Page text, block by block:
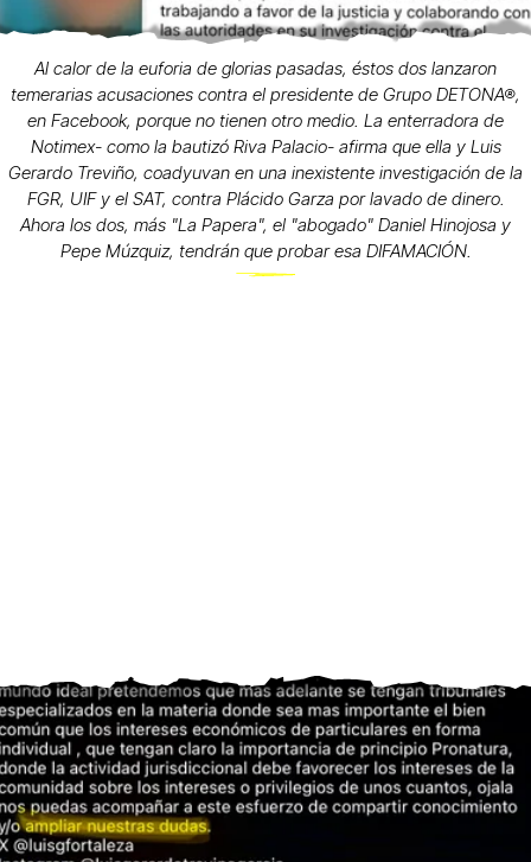
Al calor de la euforia de glorias pasadas, éstos dos lanzaron
temerarias acusaciones contra el presidente de Grupo DETONA®,
en Facebook, porque no tienen otro medio. La enterradora de
Notimex- como la bautizó Riva Palacio- afirma que ella y Luis
Gerardo Treviño, coadyuvan en una inexistente investigación de la
FGR, UIF y el SAT, contra Plácido Garza por lavado de dinero.
Ahora los dos, más "La Papera", el "abogado" Daniel Hinojosa y
Pepe Múzquiz, tendrán que probar esa DIFAMACIÓN.